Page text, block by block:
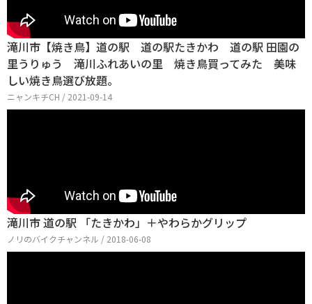
滝川市【焼き鳥】道の駅 道の駅たきかわ 道の駅 田園の
里うりゅう 滝川ふれあいの里 焼き鳥買ってみた 美味
しい焼き鳥選び放題。
ニャンキチCH / 2021-09-14
滝川市 道の駅 「たきかわ」＋やわらかグリップ
ノリのバイクチャンネル / 2018-06-08